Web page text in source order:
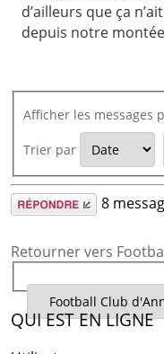
d’ailleurs que ça
depuis notre
Afficher les messages
Trier par
Répondre 8
Retourner vers
QUI EST EN LIGNE